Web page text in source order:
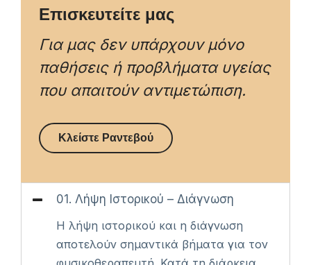
01. Λήψη Ιστορικού – Διάγνωση
Η λήψη ιστορικού και η διάγνωση
αποτελούν σημαντικά βήματα για τον
Επισκευτείτε μας
Για μας δεν υπάρχουν μόνο
παθήσεις ή προβλήματα υγείας
που απαιτούν αντιμετώπιση.
Κλείστε Ραντεβού